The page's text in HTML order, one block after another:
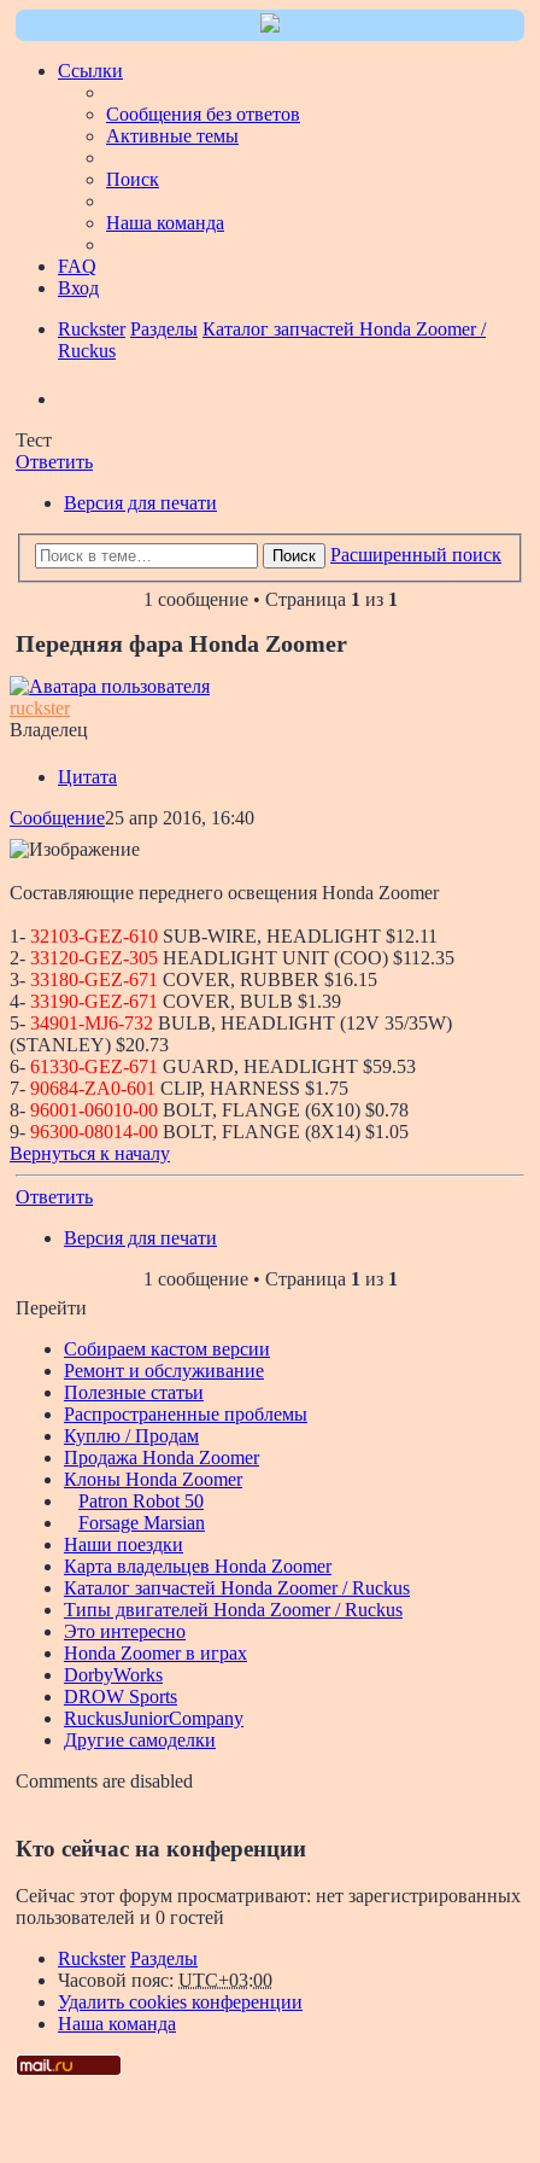
Ссылки
Сообщения без ответов
Активные темы
Поиск
Наша команда
FAQ
Вход
Ruckster Разделы Каталог запчастей Honda Zoomer /
Ruckus
Тест
Ответить
Версия для печати
Поиск Расширенный поиск
1 сообщение • Страница 1 из 1
Передняя фара Honda Zoomer
ruckster
Владелец
Цитата
Сообщение25 апр 2016, 16:40
Составляющие переднего освещения Honda Zoomer
1- 32103-GEZ-610 SUB-WIRE, HEADLIGHT $12.11
2- 33120-GEZ-305 HEADLIGHT UNIT (COO) $112.35
3- 33180-GEZ-671 COVER, RUBBER $16.15
4- 33190-GEZ-671 COVER, BULB $1.39
5- 34901-MJ6-732 BULB, HEADLIGHT (12V 35/35W)
(STANLEY) $20.73
6- 61330-GEZ-671 GUARD, HEADLIGHT $59.53
7- 90684-ZA0-601 CLIP, HARNESS $1.75
8- 96001-06010-00 BOLT, FLANGE (6X10) $0.78
9- 96300-08014-00 BOLT, FLANGE (8X14) $1.05
Вернуться к началу
Ответить
Версия для печати
1 сообщение • Страница 1 из 1
Перейти
Собираем кастом версии
Ремонт и обслуживание
Полезные статьи
Распространенные проблемы
Куплю / Продам
Продажа Honda Zoomer
Клоны Honda Zoomer
Patron Robot 50
Forsage Marsian
Наши поездки
Карта владельцев Honda Zoomer
Каталог запчастей Honda Zoomer / Ruckus
Типы двигателей Honda Zoomer / Ruckus
Это интересно
Honda Zoomer в играх
DorbyWorks
DROW Sports
RuckusJuniorCompany
Другие самоделки
Comments are disabled
Кто сейчас на конференции
Сейчас этот форум просматривают: нет зарегистрированных
пользователей и 0 гостей
Ruckster Разделы
Часовой пояс: UTC+03:00
Удалить cookies конференции
Наша команда